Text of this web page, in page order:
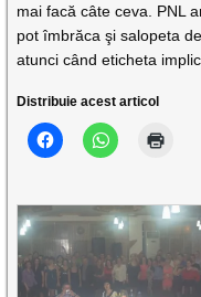
mai facă câte ceva. PNL
pot îmbrăca şi salopeta
atunci când eticheta
Distribuie acest articol